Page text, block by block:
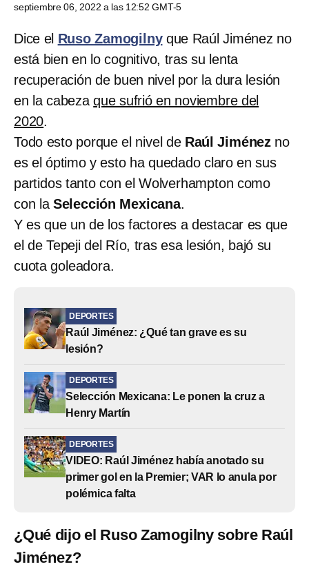
septiembre 06, 2022 a las 12:52 GMT-5
Dice el Ruso Zamogilnyque Raúl Jiménez no
está bien en lo cognitivo, tras su lenta
recuperación de buen nivel por la dura lesión
en la cabezaque sufrió en noviembre del
2020.
Todo esto porque el nivel de Raúl Jiménez no
es el óptimo y esto ha quedado claro en sus
partidos tanto con el Wolverhampton como
con la Selección Mexicana.
Y es que un de los factores a destacar es que
el de Tepeji del Río, tras esa lesión, bajó su
cuota goleadora.
DEPORTES
Raúl Jiménez: ¿Qué tan grave es su
lesión?
DEPORTES
Selección Mexicana: Le ponen la cruz a
Henry Martín
DEPORTES
VIDEO: Raúl Jiménez había anotado su
primer gol en la Premier; VAR lo anula por
polémica falta
¿Qué dijo el Ruso Zamogilny sobre Raúl
Jiménez?